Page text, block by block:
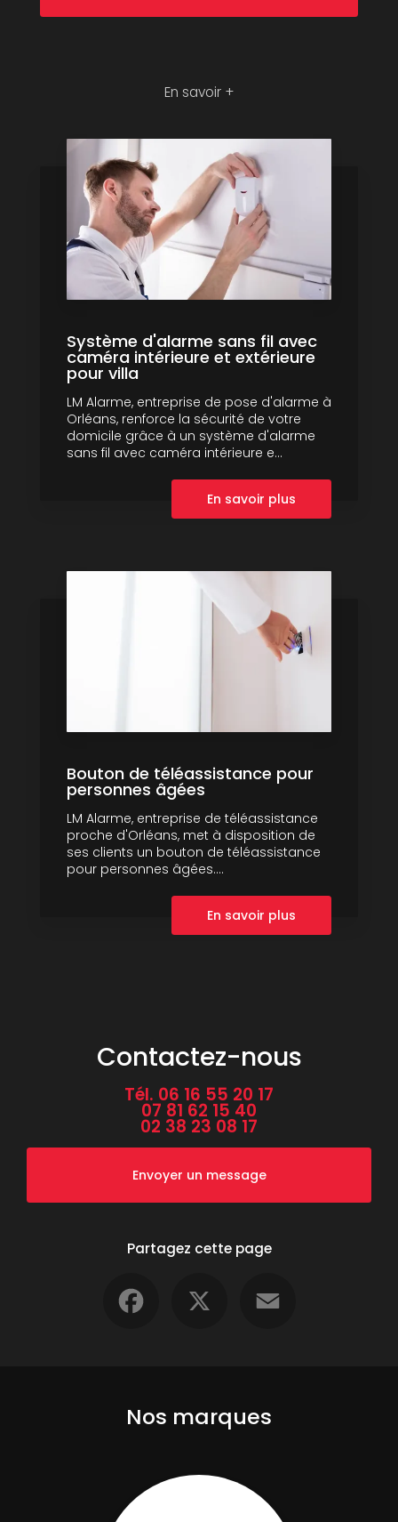
En savoir +
Système d'alarme sans fil avec
caméra intérieure et extérieure
pour villa
LM Alarme, entreprise de pose d'alarme à
Orléans, renforce la sécurité de votre
domicile grâce à un système d'alarme
sans fil avec caméra intérieure e...
En savoir plus
Bouton de téléassistance pour
personnes âgées
LM Alarme, entreprise de téléassistance
proche d'Orléans, met à disposition de
ses clients un bouton de téléassistance
pour personnes âgées....
En savoir plus
Contactez-nous
Tél. 06 16 55 20 17
07 81 62 15 40
02 38 23 08 17
Envoyer un message
Partagez cette page
Nos marques